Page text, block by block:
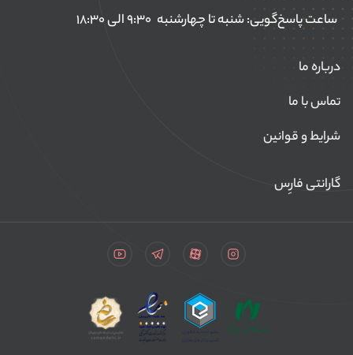
ساعت پاسخ‌گویی: شنبه تا چهارشنبه
درباره ما
تماس با ما
شرایط و قوانین
گارانتی فارِس